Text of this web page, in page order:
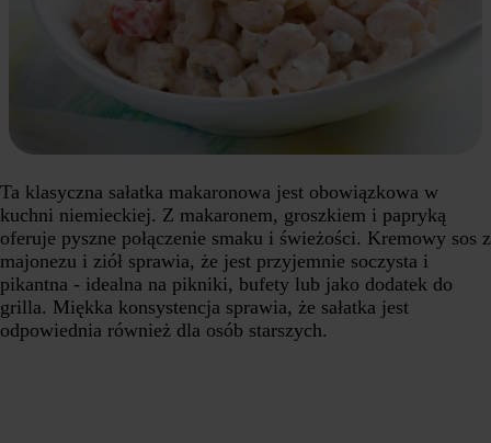
Ta klasyczna sałatka makaronowa jest obowiązkowa w
kuchni niemieckiej. Z makaronem, groszkiem i papryką
oferuje pyszne połączenie smaku i świeżości. Kremowy sos z
majonezu i ziół sprawia, że jest przyjemnie soczysta i
pikantna - idealna na pikniki, bufety lub jako dodatek do
grilla. Miękka konsystencja sprawia, że sałatka jest
odpowiednia również dla osób starszych.